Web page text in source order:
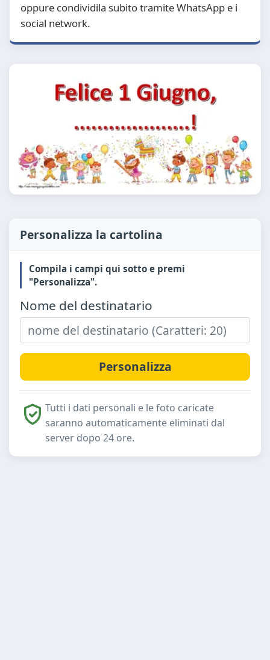
oppure condividila subito tramite WhatsApp e i
social network.
Personalizza la cartolina
Compila i campi qui sotto e premi
"Personalizza".
Nome del destinatario
Tutti i dati personali e le foto caricate
saranno automaticamente eliminati dal
server dopo 24 ore.